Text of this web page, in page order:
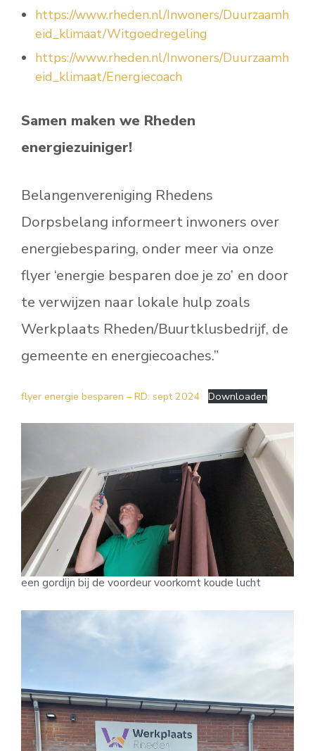
https://www.rheden.nl/Inwoners/Duurzaamh
eid_klimaat/Witgoedregeling
https://www.rheden.nl/Inwoners/Duurzaamh
eid_klimaat/Energiecoach
Samen maken we Rheden
energiezuiniger!
Belangenvereniging Rhedens
Dorpsbelang informeert inwoners over
energiebesparing, onder meer via onze
flyer ‘energie besparen doe je zo’ en door
te verwijzen naar lokale hulp zoals
Werkplaats Rheden/Buurtklusbedrijf, de
gemeente en energiecoaches.”
flyer energie besparen – RD: sept 2024 Downloaden
een gordijn bij de voordeur voorkomt koude lucht